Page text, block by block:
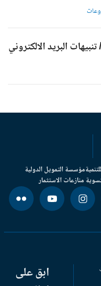
البريد الالكتروني
مؤسسة التمويل الدولية
منازعات الاستثمار
ابق على